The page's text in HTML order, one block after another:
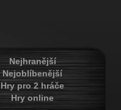
Nejhranější
Nejoblíbenější
Hry pro 2 hráče
Hry online